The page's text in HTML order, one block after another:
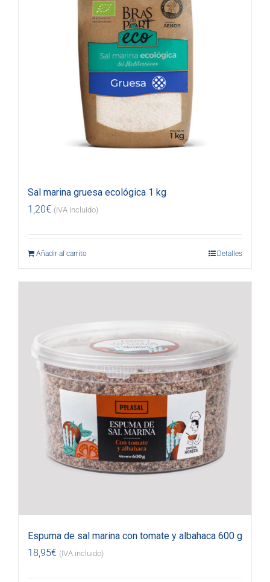
Sal marina gruesa ecológica 1 kg
1,20€ (IVA incluido)
Añadir al carrito Detalles
Espuma de sal marina con tomate y albahaca 600 g
18,95€ (IVA incluido)